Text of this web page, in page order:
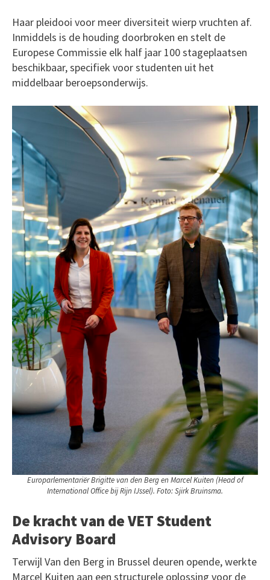
Haar pleidooi voor meer diversiteit wierp vruchten af.
Inmiddels is de houding doorbroken en stelt de
Europese Commissie elk half jaar 100 stageplaatsen
beschikbaar, specifiek voor studenten uit het
middelbaar beroepsonderwijs.
Europarlementariër Brigitte van den Berg en Marcel Kuiten (Head of
International Office bij Rijn IJssel). Foto: Sjirk Bruinsma.
De kracht van de VET Student
Advisory Board
Terwijl Van den Berg in Brussel deuren opende, werkte
Marcel Kuiten aan een structurele oplossing voor de